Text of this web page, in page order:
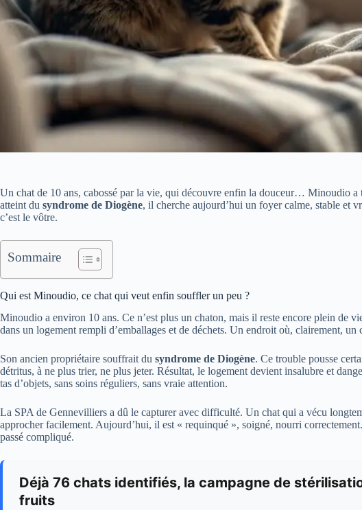
Un chat de 10 ans, cabossé par la vie, qui découvre enfin la douceur… Minoudio
atteint du syndrome de Diogène, il cherche aujourd’hui un foyer calme, stable et
c’est le vôtre.
Sommaire
Qui est Minoudio, ce chat qui veut enfin souffler un peu ?
Minoudio a environ 10 ans. Ce n’est plus un chaton, mais il reste encore plein de
dans un logement rempli d’emballages et de déchets. Un endroit où, clairement, un
Son ancien propriétaire souffrait du syndrome de Diogène. Ce trouble pousse
détritus, à ne plus trier, ne plus jeter. Résultat, le logement devient insalubre et
tas d’objets, sans soins réguliers, sans vraie attention.
La SPA de Gennevilliers a dû le capturer avec difficulté. Un chat qui a vécu
approcher facilement. Aujourd’hui, il est « requinqué », soigné, nourri
passé compliqué.
Déjà 76 chats identifiés, la campagne de
fruits